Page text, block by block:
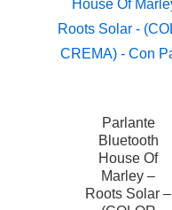
Parlante
Bluetooth
House Of
Marley –
Roots Solar –